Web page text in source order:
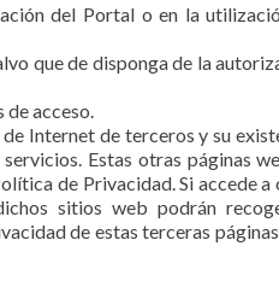
del Portal o en la
que de disponga de la
de acceso.
Internet de terceros y su
Estas otras páginas
de Privacidad. Si accede a
sitios web podrán
de estas terceras